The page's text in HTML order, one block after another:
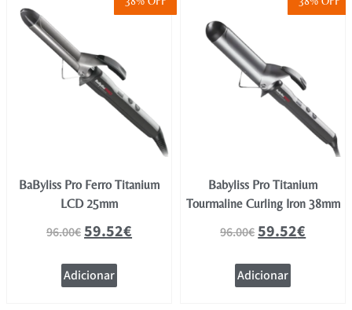
BaByliss Pro Ferro Titanium
LCD 25mm
96.00€59.52€
Adicionar
Babyliss Pro Titanium
Tourmaline Curling Iron 38mm
96.00€59.52€
Adicionar